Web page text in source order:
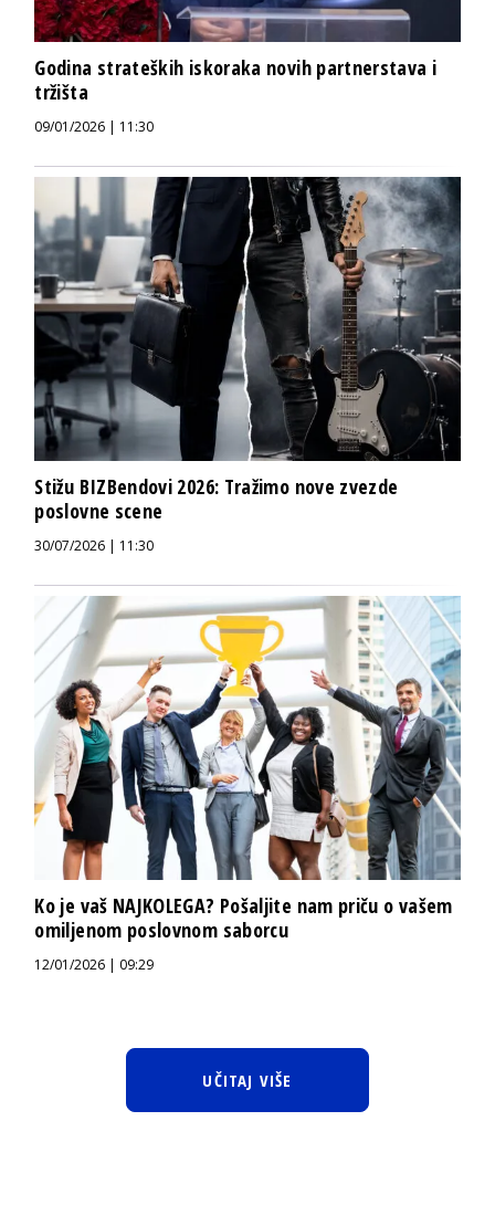
Godina strateških iskoraka novih partnerstava i
tržišta
09/01/2026 | 11:30
Stižu BIZBendovi 2026: Tražimo nove zvezde
poslovne scene
30/07/2026 | 11:30
Ko je vaš NAJKOLEGA? Pošaljite nam priču o vašem
omiljenom poslovnom saborcu
12/01/2026 | 09:29
UČITAJ VIŠE